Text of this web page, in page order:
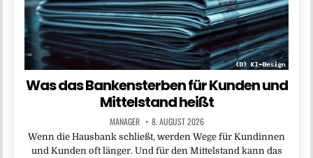
Was das Bankensterben für Kunden und
Mittelstand heißt
MANAGER 8. AUGUST 2026
Wenn die Hausbank schließt, werden Wege für Kundinnen
und Kunden oft länger. Und für den Mittelstand kann das